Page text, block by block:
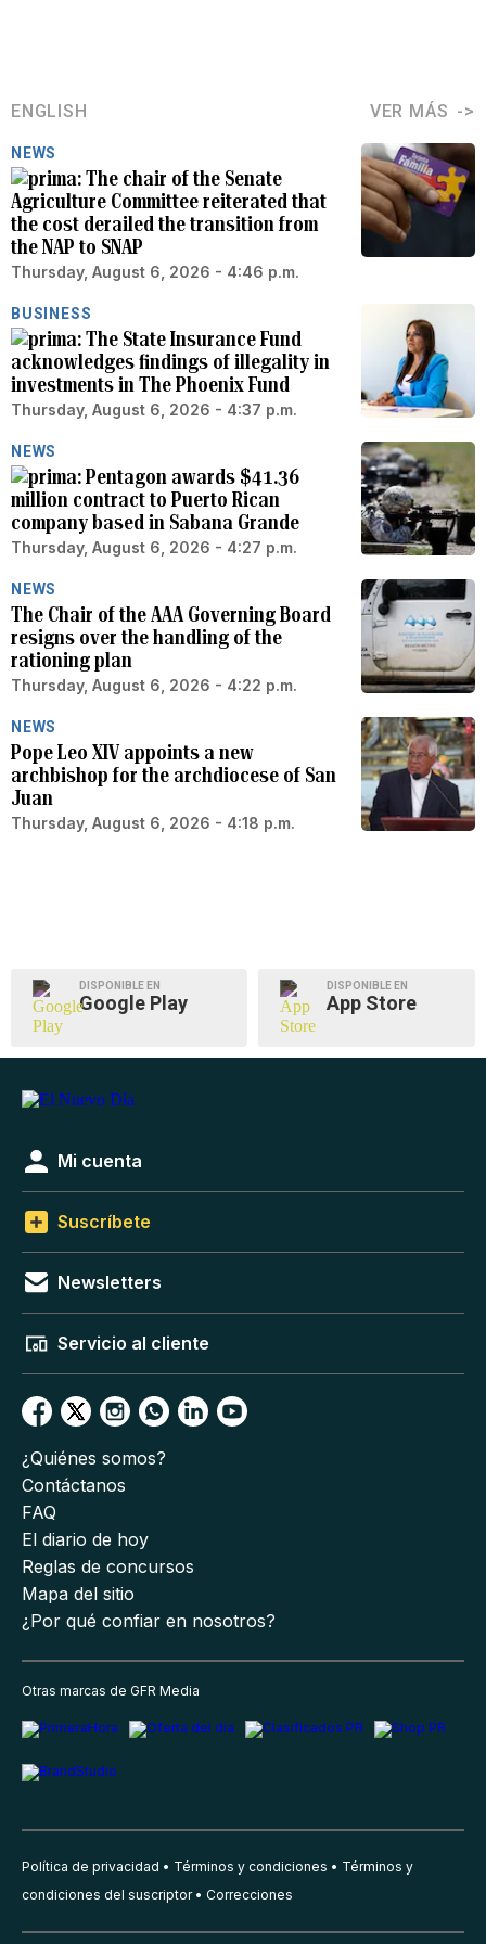
ENGLISH VER MÁS
NEWS
The chair of the Senate
Agriculture Committee reiterated that
the cost derailed the transition from
the NAP to SNAP
Thursday, August 6, 2026 - 4:46 p.m.
BUSINESS
The State Insurance Fund
acknowledges findings of illegality in
investments in The Phoenix Fund
Thursday, August 6, 2026 - 4:37 p.m.
NEWS
Pentagon awards $41.36
million contract to Puerto Rican
company based in Sabana Grande
Thursday, August 6, 2026 - 4:27 p.m.
NEWS
The Chair of the AAA Governing Board
resigns over the handling of the
rationing plan
Thursday, August 6, 2026 - 4:22 p.m.
NEWS
Pope Leo XIV appoints a new
archbishop for the archdiocese of San
Juan
Thursday, August 6, 2026 - 4:18 p.m.
DISPONIBLE EN
Google Play
DISPONIBLE EN
App Store
Mi cuenta
Suscríbete
Newsletters
Servicio al cliente
¿Quiénes somos?
Contáctanos
FAQ
El diario de hoy
Reglas de concursos
Mapa del sitio
¿Por qué confiar en nosotros?
Otras marcas de GFR Media
Política de privacidad Términos y condiciones
Términos y
condiciones del suscriptor
Correcciones